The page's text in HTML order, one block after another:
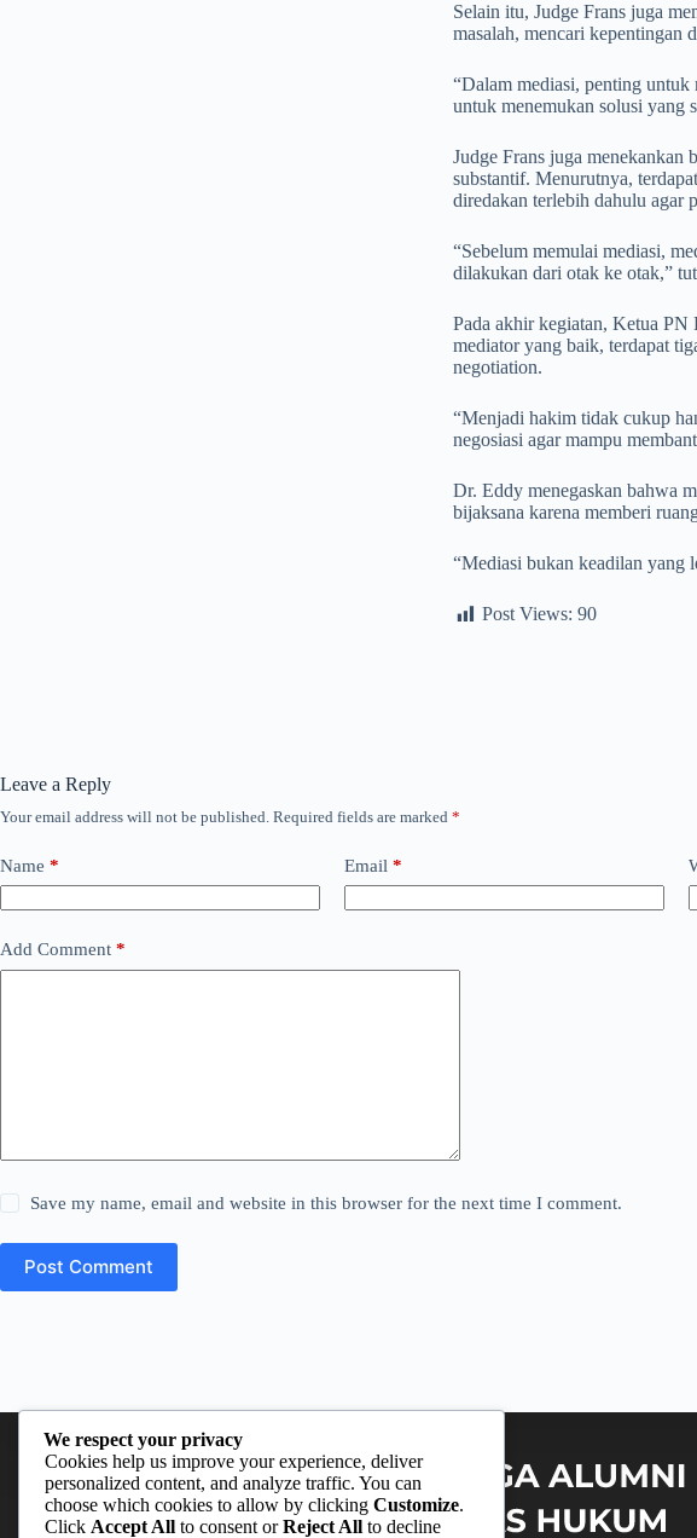
Selain itu, Judge Frans juga
masalah, mencari kepentingan
“Dalam mediasi, penting untuk
untuk menemukan solusi yang
Judge Frans juga menekankan
substantif. Menurutnya,
diredakan terlebih dahulu agar
“Sebelum memulai mediasi,
dilakukan dari otak ke otak,”
Pada akhir kegiatan, Ketua
mediator yang baik, terdapat
negotiation.
“Menjadi hakim tidak cukup
negosiasi agar mampu
Dr. Eddy menegaskan bahwa
bijaksana karena memberi
“Mediasi bukan keadilan yang
Post Views: 90
Leave a Reply
Your email address will not be published. Required fields are marked *
Name * Email *
Add Comment *
Save my name, email and website in this browser for the next time I comment.
Post Comment
We respect your privacy
Cookies help us improve your experience, deliver
personalized content, and analyze traffic. You can
choose which cookies to allow by clicking Customize.
Click Accept All to consent orReject All to decline